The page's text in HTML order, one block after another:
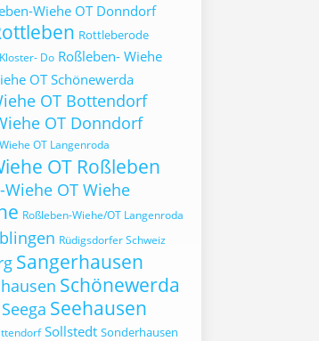
Wiehe OT Donndorf
Rottleberode
Do Roßleben- Wiehe
OT Schönewerda
OT Bottendorf
OT Donndorf
OT Langenroda
OT Roßleben
OT Wiehe
Roßleben-Wiehe/OT Langenroda
Rüdigsdorfer Schweiz
Sangerhausen
Schönewerda
Seega Seehausen
Sollstedt Sonderhausen